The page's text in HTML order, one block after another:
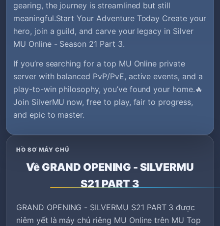
gearing, the journey is streamlined but still
meaningful.Start Your Adventure Today Create your
hero, join a guild, and carve your legacy in Silver
MU Online - Season 21 Part 3.
If you’re searching for a top MU Online private
server with balanced PvP/PvE, active events, and a
play-to-win philosophy, you’ve found your home.🔥
Join SilverMU now, free to play, fair to progress,
and epic to master.
HỒ SƠ MÁY CHỦ
Về GRAND OPENING - SILVERMU
S21 PART 3
GRAND OPENING - SILVERMU S21 PART 3 được
niêm yết là máy chủ riêng MU Online trên MU Top